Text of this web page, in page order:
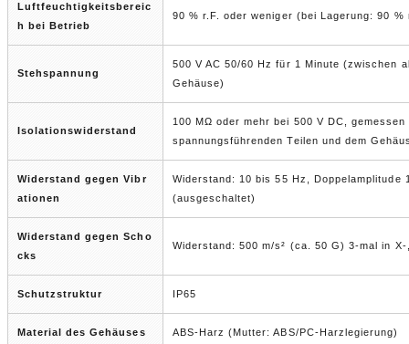
Luftfeuchtigkeitsbereic
h bei Betrieb
90 % r.F. oder weniger (bei Lagerung: 90
Stehspannung
500 V AC 50/60 Hz für 1 Minute (zwischen
Gehäuse)
Isolationswiderstand
100 MΩ oder mehr bei 500 V DC,
spannungsführenden Teilen und dem
Widerstand gegen Vibr
ationen
Widerstand: 10 bis 55 Hz, Doppelamplitude
(ausgeschaltet)
Widerstand gegen Scho
cks
Widerstand: 500 m/s² (ca. 50 G) 3-mal in
Schutzstruktur IP65
Material des Gehäuses ABS-Harz (Mutter: ABS/PC-Harzlegierung)